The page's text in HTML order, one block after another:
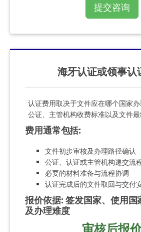
提交咨询
海牙认证或领事认
认证费用取决于文件应在哪个国家
公证、主管机构收费标准以及文件最
费用通常包括:
文件初步审核及办理路径确认
公证、认证或主管机构递交流
必要的材料准备与流程协调
认证完成后的文件取回与交付
报价依据:签发国家、使用国
及办理难度
审核后报